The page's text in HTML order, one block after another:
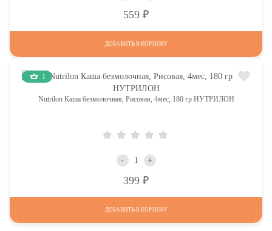
559
ДОБАВИТЬ В КОРЗИНУ
1
Nutrilon Каша безмолочная, Рисовая, 4мес, 180 гр НУТРИЛОН
- +
399
ДОБАВИТЬ В КОРЗИНУ